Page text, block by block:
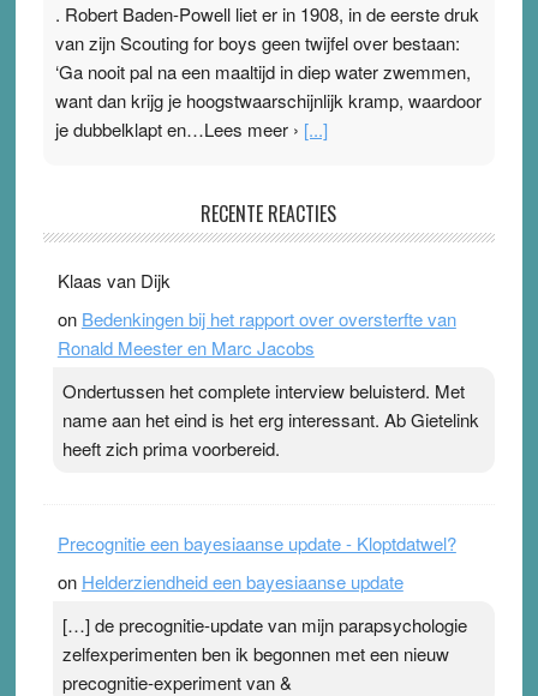
. Robert Baden-Powell liet er in 1908, in de eerste druk
van zijn Scouting for boys geen twijfel over bestaan:
‘Ga nooit pal na een maaltijd in diep water zwemmen,
want dan krijg je hoogstwaarschijnlijk kramp, waardoor
je dubbelklapt en…Lees meer › [...]
Ward van Beek
topsporters. Ze hopen ermee hun hartslag te verlagen
terwijl ze meer zuurstof opnemen. Daarop heeft zo’n
pleister geen effect. Maar het gevoel ‘makkelijker te
Pleisterplakkers in de topspsort ›[...]
RECENTE REACTIES
Klaas van Dijk
on Bedenkingen bij het rapport over oversterfte van
Ronald Meester en Marc Jacobs
Ondertussen het complete interview beluisterd. Met
name aan het eind is het erg interessant. Ab Gietelink
heeft zich prima voorbereid.
Precognitie een bayesiaanse update - Kloptdatwel?
on Helderziendheid een bayesiaanse update
[…] de precognitie-update van mijn parapsychologie
zelfexperimenten ben ik begonnen met een nieuw
precognitie-experiment van &